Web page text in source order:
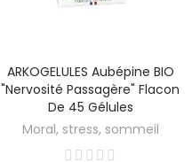
ARKOGELULES Aubépine BIO
"nervosité Passagère" Flacon
De 45 Gélules
Moral, stress, sommeil